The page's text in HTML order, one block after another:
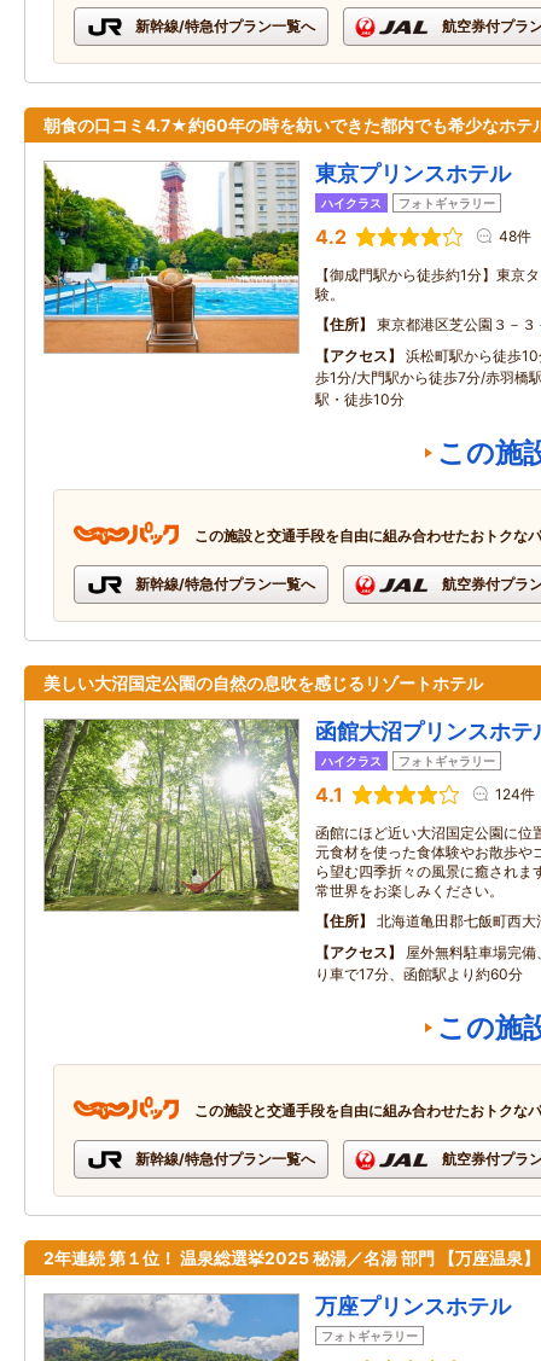
新幹線/特急付プラン一覧へ 航空券付プラ
朝食の口コミ4.7★約60年の時を紡いできた都内でも希少なホテ
東京プリンスホテル
ハイクラス フォトギャラリー
4.2 48件
【御成門駅から徒歩約1分】東京
験。
住所
東京都港区芝公園３－３
アクセス
浜松町駅から徒歩
歩1分/大門駅から徒歩7分/赤羽橋
駅・徒歩10分
この施
この施設と交通手段を自由に組み合わせたおトクな
新幹線/特急付プラン一覧へ 航空券付プラ
美しい大沼国定公園の自然の息吹を感じるリゾートホテル
函館大沼プリンスホテ
ハイクラス フォトギャラリー
4.1 124件
函館にほど近い大沼国定公園に位
元食材を使った食体験やお散歩や
ら望む四季折々の風景に癒されま
常世界をお楽しみください。
住所
北海道亀田郡七飯町西大
アクセス
屋外無料駐車場完
り車で17分、函館駅より約60分
この施
この施設と交通手段を自由に組み合わせたおトクな
新幹線/特急付プラン一覧へ 航空券付プラ
2年連続 第１位！ 温泉総選挙2025 秘湯／名湯 部門 【万座温泉】
万座プリンスホテル
フォトギャラリー